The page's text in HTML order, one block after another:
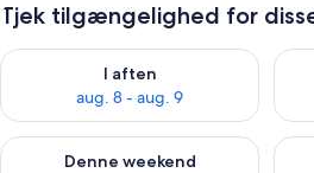
Tjek tilgængelighed for
I aften
aug. 8 - aug. 9
Tjek tilgængelighed for i aften aug. 8
Denne weekend
Tjek tilgængelighed for denne